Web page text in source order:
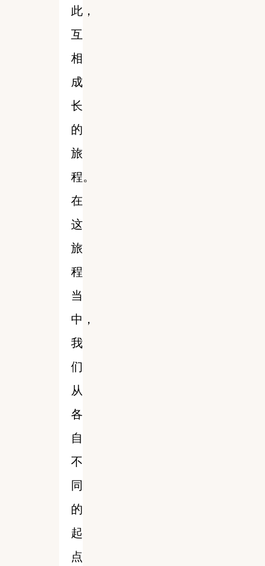
此，
互
相
成
长
的
旅
程。
在
这
旅
程
当
中，
我
们
从
各
自
不
同
的
起
点